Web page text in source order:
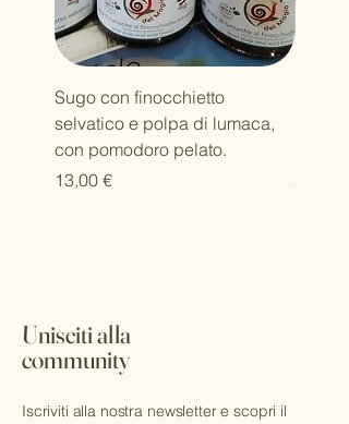
Sugo con finocchietto
selvatico e polpa di lumaca,
con pomodoro pelato.
Prezzo
13,00 € 20,00 €
Unisciti alla
community
Iscriviti alla nostra newsletter e scopri il